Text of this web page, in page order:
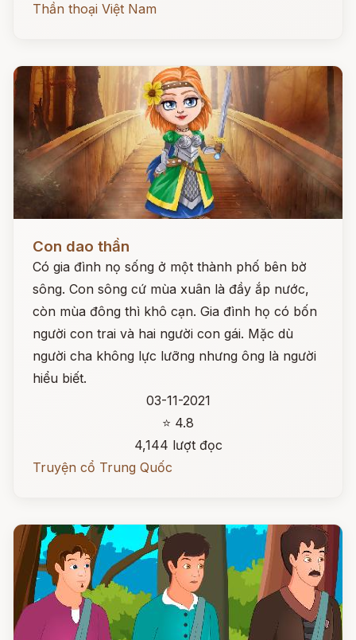
Thần thoại Việt Nam
Con dao thần
Có gia đình nọ sống ở một thành phố bên bờ
sông. Con sông cứ mùa xuân là đầy ắp nước,
còn mùa đông thì khô cạn. Gia đình họ có bốn
người con trai và hai người con gái. Mặc dù
người cha không lực lưỡng nhưng ông là người
hiểu biết.
03-11-2021
⭐ 4.8
4,144 lượt đọc
Truyện cổ Trung Quốc